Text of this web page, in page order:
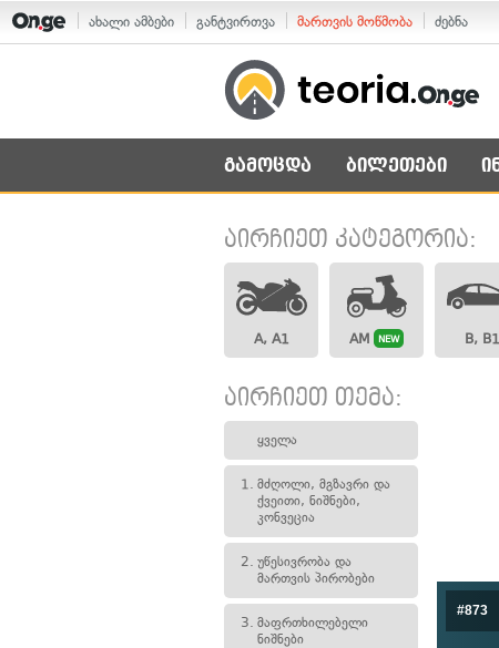
ახალი ამბები განტვირთვა მართვის მოწმობა ძებნა
გამოცდა ბილეთები
აირჩიეთ კატეგორია:
A, A1 AM NEW B, B1
აირჩიეთ თემა:
ყველა
1. მძღოლი, მგზავრი და
ქვეითი, ნიშნები,
კონვეცია
2. უწესივრობა და
მართვის პირობები
3. მაფრთხილებელი
ნიშნები
#873